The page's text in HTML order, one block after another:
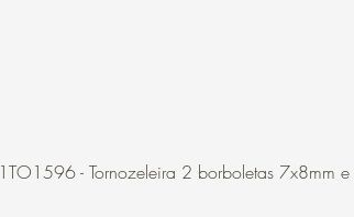
1TO1596 - Tornozeleira 2 borboletas 7x8mm